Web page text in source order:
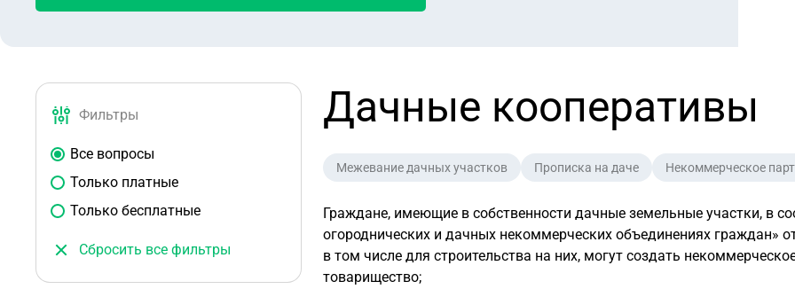
Фильтры
Все вопросы
Только платные
Только бесплатные
Сбросить все фильтры
Дачные кооперативы
Межевание дачных участков Прописка на даче Некоммерческое
Граждане, имеющие в собственности дачные земельные участки, в
огороднических и дачных некоммерческих объединениях граждан»
в том числе для строительства на них, могут создать
товарищество;